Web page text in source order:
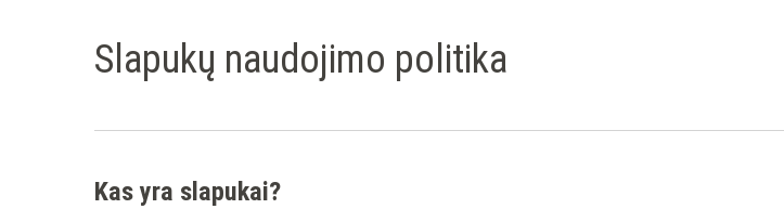
Slapukų naudojimo politika
Kas yra slapukai?